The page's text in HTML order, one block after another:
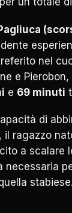
nel
e
e 69 minuti
di
ragazzo
a scalare
necessaria
stabiese.